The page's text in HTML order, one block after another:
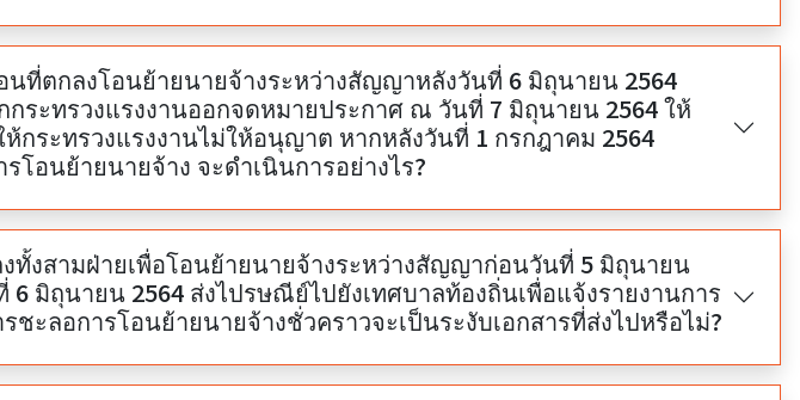
นที่ตกลงโอนย้ายนายจ้างระหว่างสัญญาหลังวันที่ 6 มิถุนายน 2564
ระทรวงแรงงานออกจดหมายประกาศ ณ วันที่ 7 มิถุนายน 2564 ให้
กระทรวงแรงงานไม่ให้อนุญาต หากหลังวันที่ 1 กรกฎาคม 2564
โอนย้ายนายจ้าง จะดำเนินการอย่างไร?
ทั้งสามฝ่ายเพื่อโอนย้ายนายจ้างระหว่างสัญญาก่อนวันที่ 5 มิถุนายน
6 มิถุนายน 2564 ส่งไปรษณีย์ไปยังเทศบาลท้องถิ่นเพื่อแจ้งรายงานการ
ชะลอการโอนย้ายนายจ้างชั่วคราวจะเป็นระงับเอกสารที่ส่งไปหรือไม่?